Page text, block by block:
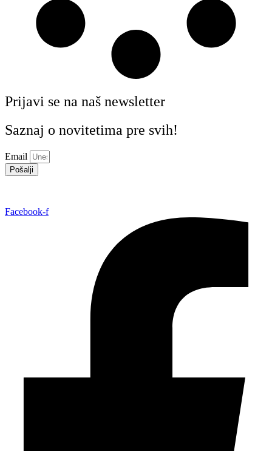
Prijavi se na naš newsletter
Saznaj o novitetima pre svih!
Email
Pošalji
Facebook-f